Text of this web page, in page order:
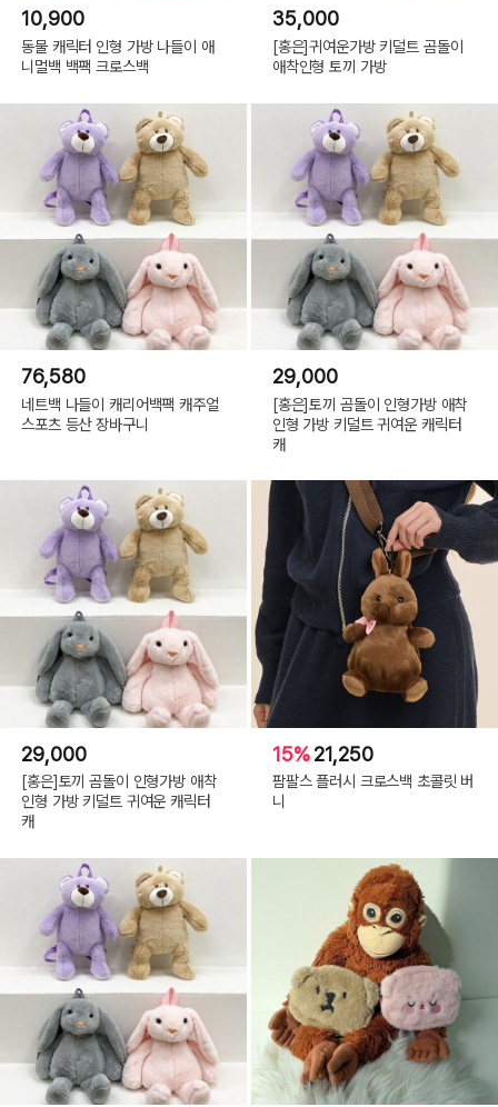
10,900
동물 캐릭터 인형 가방 나들이 애
니멀백 백팩 크로스백
35,000
[홍은]귀여운가방 키덜트 곰돌이
애착인형 토끼 가방
76,580
네트백 나들이 캐리어백팩 캐주얼
스포츠 등산 장바구니
29,000
[홍은]토끼 곰돌이 인형가방 애착
인형 가방 키덜트 귀여운 캐릭터
캐
29,000
[홍은]토끼 곰돌이 인형가방 애착
인형 가방 키덜트 귀여운 캐릭터
캐
15%21,250
팜팔스 플러시 크로스백 초콜릿 버
니